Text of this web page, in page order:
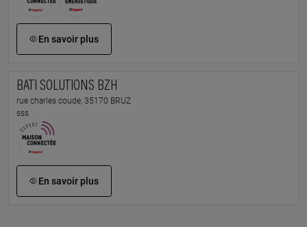
En savoir plus
BATI SOLUTIONS BZH
rue charles coude, 35170 BRUZ
sss
En savoir plus